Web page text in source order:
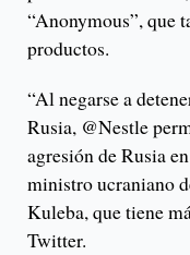
“Anonymous”, que
productos.
“Al negarse a
Rusia, @Nestle
agresión de Rusia
ministro ucraniano
Kuleba, que tiene
Twitter.